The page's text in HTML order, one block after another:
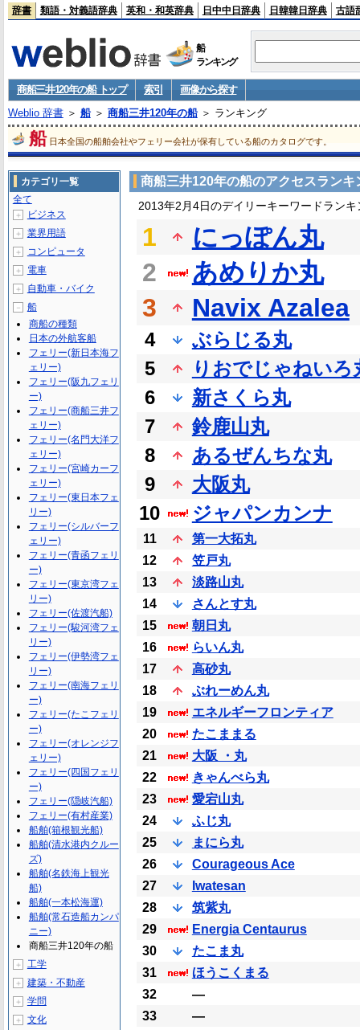
辞書 類語・対義語辞典 英和・和英辞典 日中中日辞典 日韓韓日辞典 古語
船
ランキング
商船三井120年の船 トップ 索引
画像から探す
Weblio 辞書＞ 船＞ 商船三井120年の船＞ ランキング
船 日本全国の船舶会社やフェリー会社が保有している船のカタログです。
商船三井120年の船のアクセスランキ
2013年2月4日のデイリーキーワードランキ
1
にっぽん丸
2
あめりか丸
3
Navix Azalea
4
ぶらじる丸
5
りおでじゃねいろ
6
新さくら丸
7
鈴鹿山丸
8
あるぜんちな丸
9
大阪丸
10
ジャパンカンナ
11
第一大拓丸
12
笠戸丸
13
淡路山丸
14
さんとす丸
15
朝日丸
16
らいん丸
17
高砂丸
18
ぶれーめん丸
19
エネルギーフロンティア
20
たこままる
21
大阪 ・丸
22
きゃんべら丸
23
愛宕山丸
24
ふじ丸
25
まにら丸
26
Courageous Ace
27
Iwatesan
28
筑紫丸
29
Energia Centaurus
30
たこま丸
31
ほうこくまる
32
―
33
―
カテゴリ一覧
全て
＋ ビジネス
＋ 業界用語
＋ コンピュータ
＋ 電車
＋ 自動車・バイク
－
船
商船の種類
日本の外航客船
フェリー(新日本海フ
ェリー)
フェリー(阪九フェリ
ー)
フェリー(商船三井フ
ェリー)
フェリー(名門大洋フ
ェリー)
フェリー(宮崎カーフ
ェリー)
フェリー(東日本フェ
リー)
フェリー(シルバーフ
ェリー)
フェリー(青函フェリ
ー)
フェリー(東京湾フェ
リー)
フェリー(佐渡汽船)
フェリー(駿河湾フェ
リー)
フェリー(伊勢湾フェ
リー)
フェリー(南海フェリ
ー)
フェリー(たこフェリ
ー)
フェリー(オレンジフ
ェリー)
フェリー(四国フェリ
ー)
フェリー(隠岐汽船)
フェリー(有村産業)
船舶(箱根観光船)
船舶(清水港内クルー
ズ)
船舶(名鉄海上観光
船)
船舶(一本松海運)
船舶(常石造船カンパ
ニー)
商船三井120年の船
＋ 工学
＋ 建築・不動産
＋ 学問
＋ 文化